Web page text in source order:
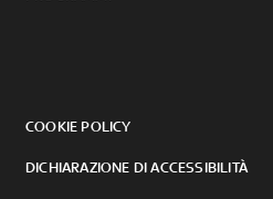
COOKIE POLICY
DICHIARAZIONE DI ACCESSIBILITÀ